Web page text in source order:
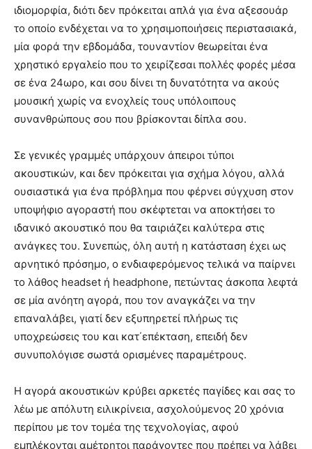
ιδιομορφία, διότι δεν πρόκειται απλά για ένα αξεσουάρ
το οποίο ενδέχεται να το χρησιμοποιήσεις περιστασιακά,
μία φορά την εβδομάδα, τουναντίον θεωρείται ένα
χρηστικό εργαλείο που το χειρίζεσαι πολλές φορές μέσα
σε ένα 24ωρο, και σου δίνει τη δυνατότητα να ακούς
μουσική χωρίς να ενοχλείς τους υπόλοιπους
συνανθρώπους σου που βρίσκονται δίπλα σου.
Σε γενικές γραμμές υπάρχουν άπειροι τύποι
ακουστικών, και δεν πρόκειται για σχήμα λόγου, αλλά
ουσιαστικά για ένα πρόβλημα που φέρνει σύγχυση στον
υποψήφιο αγοραστή που σκέφτεται να αποκτήσει το
ιδανικό ακουστικό που θα ταιριάζει καλύτερα στις
ανάγκες του. Συνεπώς, όλη αυτή η κατάσταση έχει ως
αρνητικό πρόσημο, ο ενδιαφερόμενος τελικά να παίρνει
το λάθος headset ή headphone, πετώντας άσκοπα λεφτά
σε μία ανόητη αγορά, που τον αναγκάζει να την
επαναλάβει, γιατί δεν εξυπηρετεί πλήρως τις
υποχρεώσεις του και κατ΄επέκταση, επειδή δεν
συνυπολόγισε σωστά ορισμένες παραμέτρους.
Η αγορά ακουστικών κρύβει αρκετές παγίδες και σας το
λέω με απόλυτη ειλικρίνεια, ασχολούμενος 20 χρόνια
περίπου με τον τομέα της τεχνολογίας, αφού
εμπλέκονται αμέτρητοι παράγοντες που πρέπει να λάβει